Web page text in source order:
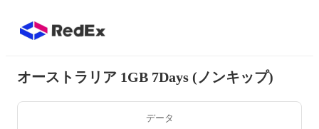
オーストラリア 1GB 7Days (ノンキップ)
データ